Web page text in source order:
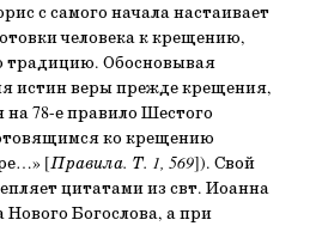
с самого начала настаивает
человека к крещению,
традицию. Обосновывая
истин веры прежде крещения,
78-е правило Шестого
ко крещению
[Правила. Т. 1, 569]). Свой
цитатами из свт. Иоанна
Нового Богослова, а при